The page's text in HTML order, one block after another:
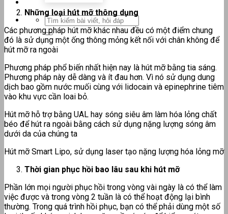
Những loại hút mỡ thông dụng
Các phương pháp hút mỡ khác nhau đều có một điểm chung
đó là sử dụng một ống thông mỏng kết nối với chân không để
hút mỡ ra ngoài
Phương pháp phổ biến nhất hiện nay là hút mỡ bằng tia sáng.
Phương pháp này dễ dàng và ít đau hơn. Vì nó sử dụng dung
dịch bao gồm nước muối cùng với lidocain và epinephrine tiêm
vào khu vực cần loai bỏ.
Hút mỡ hỗ trợ bằng UAL hay sóng siêu âm làm hóa lỏng chất
béo để hút ra ngoài bằng cách sử dụng nặng lượng sóng âm
dưới da của chúng ta
Hút mỡ Smart Lipo, sử dụng laser tạo nặng lượng hóa lỏng mỡ
Thời gian phục hồi bao lâu sau khi hút mỡ
Phần lớn mọi người phục hồi trong vòng vài ngày là có thể làm
việc được và trong vòng 2 tuần là có thể hoạt động lại bình
thường. Trong quá trình hồi phục, bạn có thể phải dùng một số